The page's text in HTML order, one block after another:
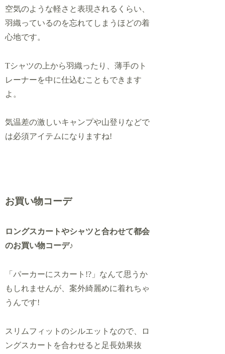
空気のような軽さと表現されるくらい、
羽織っているのを忘れてしまうほどの着
心地です。
Tシャツの上から羽織ったり、薄手のト
レーナーを中に仕込むこともできます
よ。
気温差の激しいキャンプや山登りなどで
は必須アイテムになりますね!
お買い物コーデ
ロングスカートやシャツと合わせて都会
のお買い物コーデ♪
「パーカーにスカート!?」なんて思うか
もしれませんが、案外綺麗めに着れちゃ
うんです!
スリムフィットのシルエットなので、ロ
ングスカートを合わせると足長効果抜